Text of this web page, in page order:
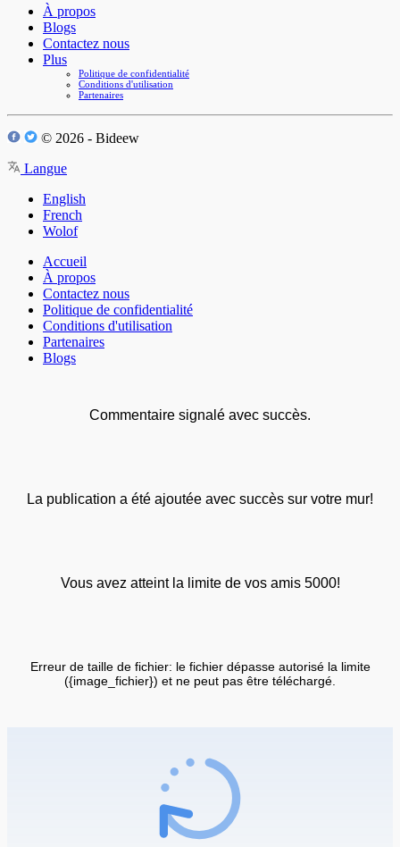
À propos
Blogs
Contactez nous
Plus
Politique de confidentialité
Conditions d'utilisation
Partenaires
© 2026 - Bideew
Langue
English
French
Wolof
Accueil
À propos
Contactez nous
Politique de confidentialité
Conditions d'utilisation
Partenaires
Blogs
Commentaire signalé avec succès.
La publication a été ajoutée avec succès sur votre mur!
Vous avez atteint la limite de vos amis 5000!
Erreur de taille de fichier: le fichier dépasse autorisé la limite
({image_fichier}) et ne peut pas être téléchargé.